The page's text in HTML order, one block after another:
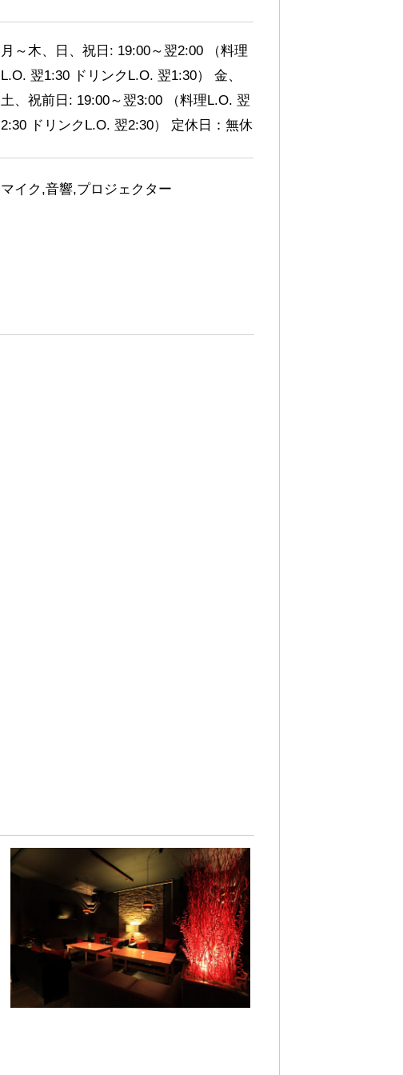
月～木、日、祝日: 19:00～翌2:00 （料理
L.O. 翌1:30 ドリンクL.O. 翌1:30） 金、
土、祝前日: 19:00～翌3:00 （料理L.O. 翌
2:30 ドリンクL.O. 翌2:30） 定休日：無休
マイク,音響,プロジェクター